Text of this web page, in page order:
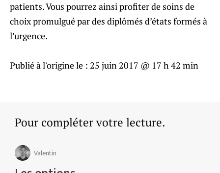
patients. Vous pourrez ainsi profiter de soins de
choix promulgué par des diplômés d’états formés à
l’urgence.
Publié à l'origine le : 25 juin 2017 @ 17 h 42 min
Pour compléter votre lecture.
Valentin